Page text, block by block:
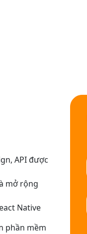
API được
mở rộng
Native
phần mềm